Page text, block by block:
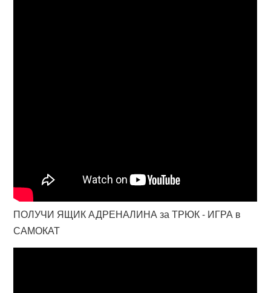
ПОЛУЧИ ЯЩИК АДРЕНАЛИНА за ТРЮК - ИГРА в
САМОКАТ